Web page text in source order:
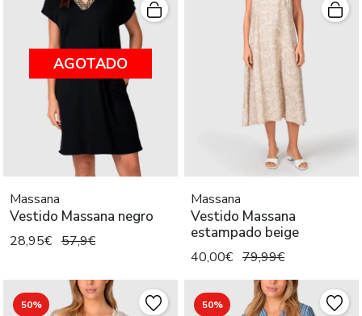
AGOTADO
Massana
Vestido Massana negro
28,95€ 57,9€
Massana
Vestido Massana
estampado beige
40,00€ 79,99€
50% 50%